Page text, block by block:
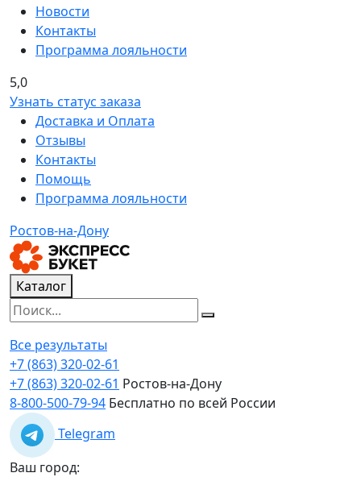
Новости
Контакты
Программа лояльности
5,0
Узнать статус заказа
Доставка и Оплата
Отзывы
Контакты
Помощь
Программа лояльности
Ростов-на-Дону
Каталог
Все результаты
+7 (863) 320-02-61
+7 (863) 320-02-61 Ростов-на-Дону
8-800-500-79-94 Бесплатно по всей России
Telegram
Ваш город: